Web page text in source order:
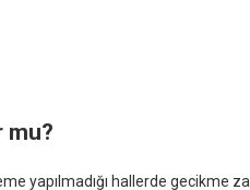
mu?
yapılmadığı hallerde gecikme